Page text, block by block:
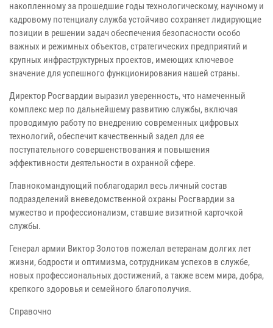
накопленному за прошедшие годы технологическому, научному и
кадровому потенциалу служба устойчиво сохраняет лидирующие
позиции в решении задач обеспечения безопасности особо
важных и режимных объектов, стратегических предприятий и
крупных инфраструктурных проектов, имеющих ключевое
значение для успешного функционирования нашей страны.
Директор Росгвардии выразил уверенность, что намеченный
комплекс мер по дальнейшему развитию службы, включая
проводимую работу по внедрению современных цифровых
технологий, обеспечит качественный задел для ее
поступательного совершенствования и повышения
эффективности деятельности в охранной сфере.
Главнокомандующий поблагодарил весь личный состав
подразделений вневедомственной охраны Росгвардии за
мужество и профессионализм, ставшие визитной карточкой
службы.
Генерал армии Виктор Золотов пожелал ветеранам долгих лет
жизни, бодрости и оптимизма, сотрудникам успехов в службе,
новых профессиональных достижений, а также всем мира, добра,
крепкого здоровья и семейного благополучия.
Справочно